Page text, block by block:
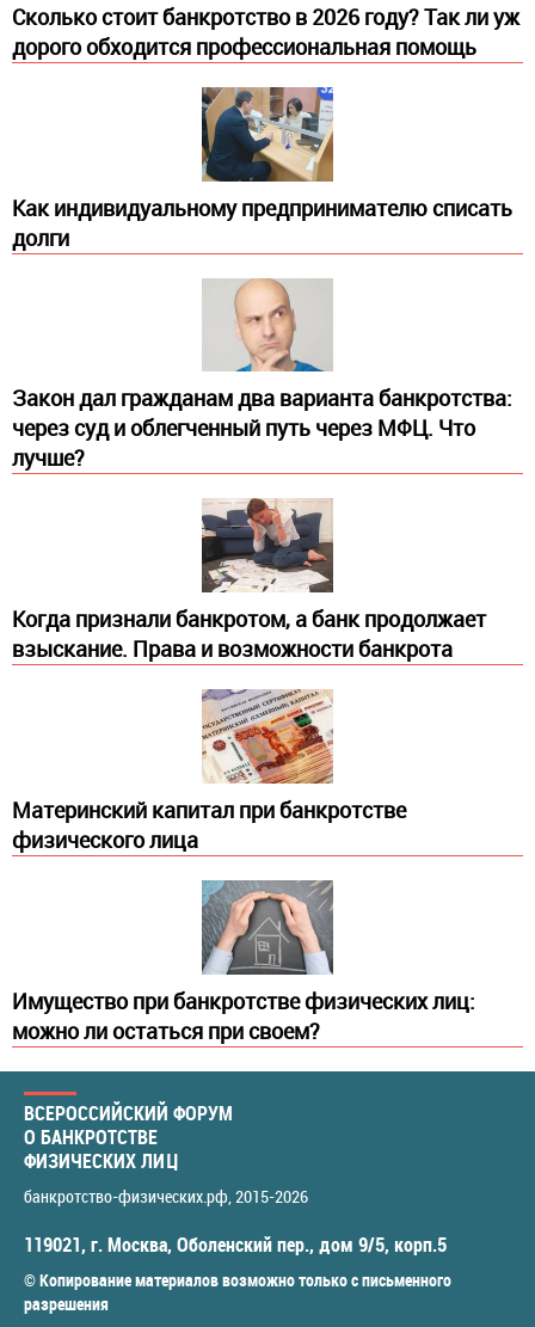
Сколько стоит банкротство в 2026 году? Так ли уж
дорого обходится профессиональная помощь
Как индивидуальному предпринимателю списать
долги
Закон дал гражданам два варианта банкротства:
через суд и облегченный путь через МФЦ. Что
лучше?
Когда признали банкротом, а банк продолжает
взыскание. Права и возможности банкрота
Материнский капитал при банкротстве
физического лица
Имущество при банкротстве физических лиц:
можно ли остаться при своем?
ВСЕРОССИЙСКИЙ ФОРУМ
О БАНКРОТСТВЕ
ФИЗИЧЕСКИХ ЛИЦ
банкротство-физических.рф , 2015-2026
119021, г. Москва, Оболенский пер., дом 9/5, корп.5
© Копирование материалов возможно только с письменного
разрешения